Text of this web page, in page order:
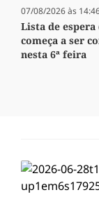
07/08/2026 às
Lista de espera
começa a ser
nesta 6ª feira